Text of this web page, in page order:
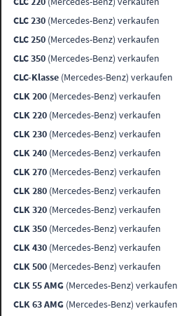
CLC 230 (Mercedes-Benz) verkaufen
CLC 250 (Mercedes-Benz) verkaufen
CLC 350 (Mercedes-Benz) verkaufen
CLC-Klasse (Mercedes-Benz) verkaufen
CLK 200 (Mercedes-Benz) verkaufen
CLK 220 (Mercedes-Benz) verkaufen
CLK 230 (Mercedes-Benz) verkaufen
CLK 240 (Mercedes-Benz) verkaufen
CLK 270 (Mercedes-Benz) verkaufen
CLK 280 (Mercedes-Benz) verkaufen
CLK 320 (Mercedes-Benz) verkaufen
CLK 350 (Mercedes-Benz) verkaufen
CLK 430 (Mercedes-Benz) verkaufen
CLK 500 (Mercedes-Benz) verkaufen
CLK 55 AMG (Mercedes-Benz) verkaufen
CLK 63 AMG (Mercedes-Benz) verkaufen